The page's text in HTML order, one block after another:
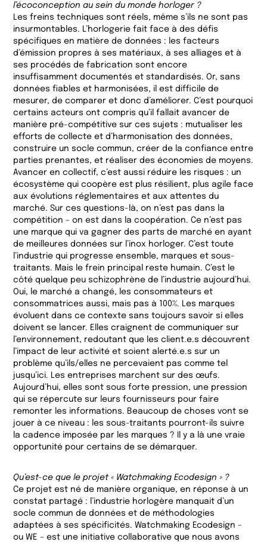
l’écoconception au sein du monde horloger ?
Les freins techniques sont réels, même s’ils ne sont pas
insurmontables. L’horlogerie fait face à des défis
spécifiques en matière de données : les facteurs
d’émission propres à ses matériaux, à ses alliages et à
ses procédés de fabrication sont encore
insuffisamment documentés et standardisés. Or, sans
données fiables et harmonisées, il est difficile de
mesurer, de comparer et donc d’améliorer. C’est pourquoi
certains acteurs ont compris qu’il fallait avancer de
manière pré-compétitive sur ces sujets : mutualiser les
efforts de collecte et d’harmonisation des données,
construire un socle commun, créer de la confiance entre
parties prenantes, et réaliser des économies de moyens.
Avancer en collectif, c’est aussi réduire les risques : un
écosystème qui coopère est plus résilient, plus agile face
aux évolutions réglementaires et aux attentes du
marché. Sur ces questions-là, on n’est pas dans la
compétition – on est dans la coopération. Ce n’est pas
une marque qui va gagner des parts de marché en ayant
de meilleures données sur l’inox horloger. C’est toute
l’industrie qui progresse ensemble, marques et sous-
traitants. Mais le frein principal reste humain. C’est le
côté quelque peu schizophrène de l’industrie aujourd’hui.
Oui, le marché a changé, les consommateurs et
consommatrices aussi, mais pas à 100%. Les marques
évoluent dans ce contexte sans toujours savoir si elles
doivent se lancer. Elles craignent de communiquer sur
l’environnement, redoutant que les client.e.s découvrent
l’impact de leur activité et soient alerté.e.s sur un
problème qu’ils/elles ne percevaient pas comme tel
jusqu’ici. Les entreprises marchent sur des œufs.
Aujourd’hui, elles sont sous forte pression, une pression
qui se répercute sur leurs fournisseurs pour faire
remonter les informations. Beaucoup de choses vont se
jouer à ce niveau : les sous-traitants pourront-ils suivre
la cadence imposée par les marques ? Il y a là une vraie
opportunité pour certains de se démarquer.
Qu’est-ce que le projet « Watchmaking Ecodesign » ?
Ce projet est né de manière organique, en réponse à un
constat partagé : l’industrie horlogère manquait d’un
socle commun de données et de méthodologies
adaptées à ses spécificités. Watchmaking Ecodesign –
ou WE – est une initiative collaborative que nous avons